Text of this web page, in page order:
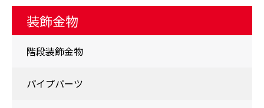
装飾金物
階段装飾金物
パイプパーツ